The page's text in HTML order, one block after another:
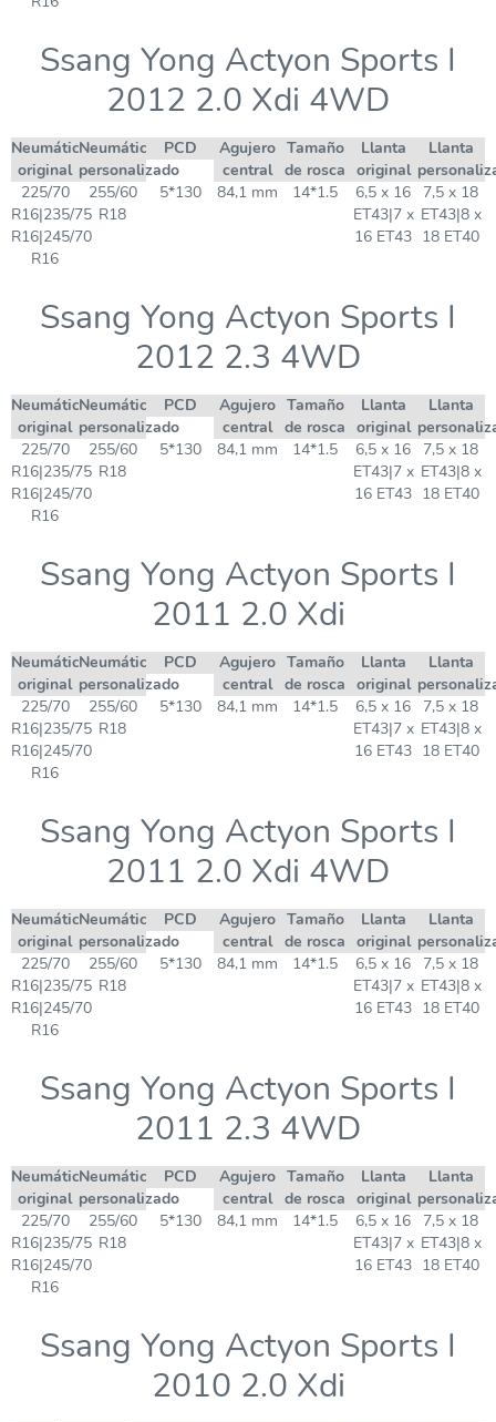
Ssang Yong Actyon Sports I
2012 2.0 Xdi 4WD
Neumático
original
Neumático
personalizado
PCD
Agujero
central
Tamaño
de rosca
Llanta
original
Llanta
225/70
R16|235/75
R16|245/70
R16
255/60
R18
5*130 84,1 mm 14*1.5
6,5 x 16
ET43|7 x
16 ET43
7,5 x 18
ET43|8 x
18 ET40
Ssang Yong Actyon Sports I
2012 2.3 4WD
Neumático
original
Neumático
personalizado
PCD
Agujero
central
Tamaño
de rosca
Llanta
original
Llanta
225/70
R16|235/75
R16|245/70
R16
255/60
R18
5*130 84,1 mm 14*1.5
6,5 x 16
ET43|7 x
16 ET43
7,5 x 18
ET43|8 x
18 ET40
Ssang Yong Actyon Sports I
2011 2.0 Xdi
Neumático
original
Neumático
personalizado
PCD
Agujero
central
Tamaño
de rosca
Llanta
original
Llanta
225/70
R16|235/75
R16|245/70
R16
255/60
R18
5*130 84,1 mm 14*1.5
6,5 x 16
ET43|7 x
16 ET43
7,5 x 18
ET43|8 x
18 ET40
Ssang Yong Actyon Sports I
2011 2.0 Xdi 4WD
Neumático
original
Neumático
personalizado
PCD
Agujero
central
Tamaño
de rosca
Llanta
original
Llanta
225/70
R16|235/75
R16|245/70
R16
255/60
R18
5*130 84,1 mm 14*1.5
6,5 x 16
ET43|7 x
16 ET43
7,5 x 18
ET43|8 x
18 ET40
Ssang Yong Actyon Sports I
2011 2.3 4WD
Neumático
original
Neumático
personalizado
PCD
Agujero
central
Tamaño
de rosca
Llanta
original
Llanta
225/70
R16|235/75
R16|245/70
R16
255/60
R18
5*130 84,1 mm 14*1.5
6,5 x 16
ET43|7 x
16 ET43
7,5 x 18
ET43|8 x
18 ET40
Ssang Yong Actyon Sports I
2010 2.0 Xdi